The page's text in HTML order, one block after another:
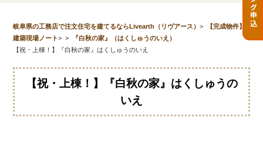
岐阜県の工務店で注文住宅を建てるならLivearth（リヴアース）>
建築現場ノート>
【完成物件】
『白秋の家』（はくしゅうのいえ）
>
【祝・上棟！】『白秋の家』はくしゅうのいえ
【祝・上棟！】『白秋の家』はくしゅうの
いえ